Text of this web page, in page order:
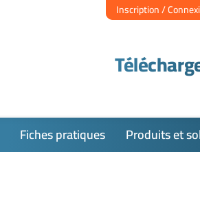
Inscription /
Fiches pratiques Produits et